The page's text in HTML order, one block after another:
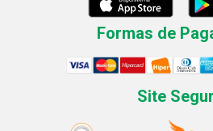
Formas de
Site